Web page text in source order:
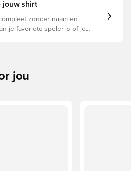
jouw shirt
zonder naam en
je favoriete speler is of je
jou